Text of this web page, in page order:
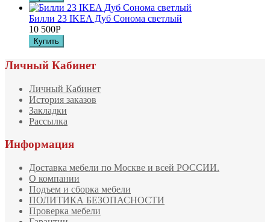
Билли 23 IKEA Дуб Сонома светлый
10 500Р
Личный Кабинет
Личный Кабинет
История заказов
Закладки
Рассылка
Информация
Доставка мебели по Москве и всей РОССИИ.
О компании
Подъем и сборка мебели
ПОЛИТИКА БЕЗОПАСНОСТИ
Проверка мебели